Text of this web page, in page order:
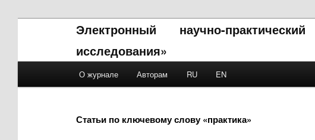
Электронный научно-
исследования»
Skip to primary content
Skip to secondary content
О журнале Авторам RU EN
Статьи по ключевому слову «практика»